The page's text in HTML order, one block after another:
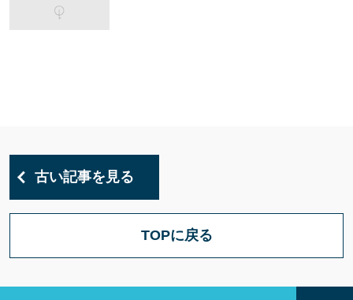
古い記事を見る
TOPに戻る